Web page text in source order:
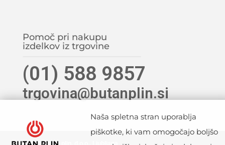
Naša spletna stran uporablja
piškotke, ki vam omogočajo boljšo
Pomoč pri nakupu
izdelkov iz trgovine
(01) 588 9857
trgovina@butanplin.si
©2021 Butan plin, d.o.o., Ljubljana